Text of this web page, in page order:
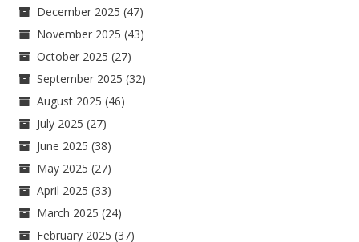
December 2025 (47)
November 2025 (43)
October 2025 (27)
September 2025 (32)
August 2025 (46)
July 2025 (27)
June 2025 (38)
May 2025 (27)
April 2025 (33)
March 2025 (24)
February 2025 (37)